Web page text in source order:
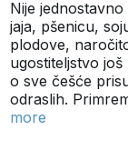
Nije
jaja, pšenicu,
plodove,
ugostiteljstvo
o sve češće
odraslih.
more